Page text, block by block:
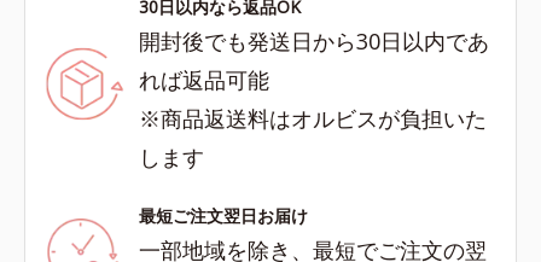
30日以内なら返品OK
開封後でも発送日から30日以内であ
れば返品可能
※商品返送料はオルビスが負担いた
します
最短ご注文翌日お届け
一部地域を除き、最短でご注文の翌